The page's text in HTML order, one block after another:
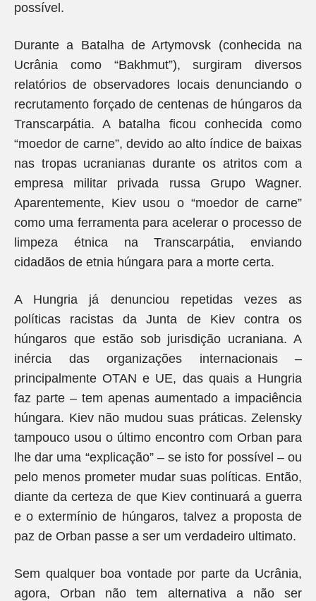
possível.
Durante a Batalha de Artymovsk (conhecida na
Ucrânia como “Bakhmut”), surgiram diversos
relatórios de observadores locais denunciando o
recrutamento forçado de centenas de húngaros da
Transcarpátia. A batalha ficou conhecida como
“moedor de carne”, devido ao alto índice de baixas
nas tropas ucranianas durante os atritos com a
empresa militar privada russa Grupo Wagner.
Aparentemente, Kiev usou o “moedor de carne”
como uma ferramenta para acelerar o processo de
limpeza étnica na Transcarpátia, enviando
cidadãos de etnia húngara para a morte certa.
A Hungria já denunciou repetidas vezes as
políticas racistas da Junta de Kiev contra os
húngaros que estão sob jurisdição ucraniana. A
inércia das organizações internacionais –
principalmente OTAN e UE, das quais a Hungria
faz parte – tem apenas aumentado a impaciência
húngara. Kiev não mudou suas práticas. Zelensky
tampouco usou o último encontro com Orban para
lhe dar uma “explicação” – se isto for possível – ou
pelo menos prometer mudar suas políticas. Então,
diante da certeza de que Kiev continuará a guerra
e o extermínio de húngaros, talvez a proposta de
paz de Orban passe a ser um verdadeiro ultimato.
Sem qualquer boa vontade por parte da Ucrânia,
agora, Orban não tem alternativa a não ser